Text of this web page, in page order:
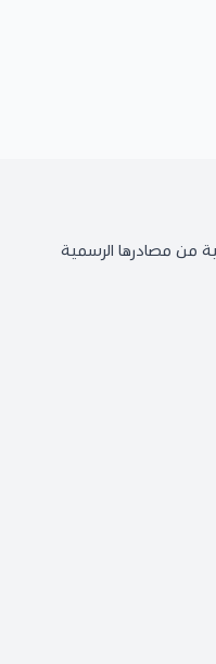
من مصادرها الرسمية